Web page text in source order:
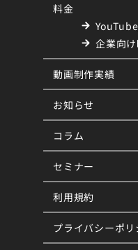
料金
企業向
動画制作実績
お知らせ
コラム
セミナー
利用規約
プライバシーポリ